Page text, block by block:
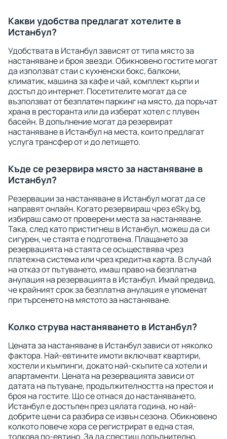
Какви удобства предлагат хотелите в
Истанбул?
Удобствата в Истанбул зависят от типа място за
настаняване и броя звезди. Обикновено гостите могат
да използват стаи с кухненски бокс, балкони,
климатик, машина за кафе и чай, комплект кърпи и
достъп до интернет. Посетителите могат да се
възползват от безплатен паркинг на място, да поръчат
храна в ресторанта или да изберат хотел с плувен
басейн. В допълнение могат да резервират
настаняване в Истанбул на места, които предлагат
услуга трансфер от и до летището.
Къде се резервира място за настаняване в
Истанбул?
Резервации за настаняване в Истанбул могат да се
направят онлайн. Когато резервираш чрез eSky.bg,
избираш само от проверени места за настаняване.
Така, след като пристигнеш в Истанбул, можеш да си
сигурен, че стаята е подготвена. Плащането за
резервацията на стаята се осъществява чрез
платежна система или чрез кредитна карта. В случай
на отказ от пътуването, имаш право на безплатна
анулация на резервацията в Истанбул. Имай предвид,
че крайният срок за безплатна анулация е упоменат
при търсенето на мястото за настаняване.
Колко струва настаняването в Истанбул?
Цената за настаняване в Истанбул зависи от няколко
фактора. Най-евтините имоти включват квартири,
хостели и къмпинги, докато най-скъпите са хотели и
апартаменти. Цената на резервацията зависи от
датата на пътуване, продължителността на престоя и
броя на гостите. Що се отнася до настаняването,
Истанбул е достъпен през цялата година, но най-
добрите цени са разбира се извън сезона. Обикновено
колкото повече хора се регистрират в една стая,
толкова по-евтино. За да спестиш допълнително,